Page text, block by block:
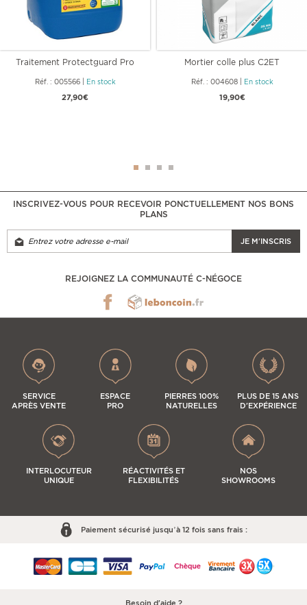
Traitement Protectguard Pro
Réf. : 005566| En stock
27,90€
Mortier colle plus C2ET
Réf. : 004608| En stock
19,90€
INSCRIVEZ-VOUS POUR RECEVOIR PONCTUELLEMENT NOS BONS
PLANS
JE M'INSCRIS
REJOIGNEZ LA COMMUNAUTÉ C-NÉGOCE
SERVICE
APRÈS VENTE
ESPACE
PRO
PIERRES 100%
NATURELLES
PLUS DE 15 ANS
D'EXPÉRIENCE
INTERLOCUTEUR
UNIQUE
RÉACTIVITÉS ET
FLEXIBILITÉS
NOS
SHOWROOMS
Paiement sécurisé jusqu’à 12 fois sans frais :